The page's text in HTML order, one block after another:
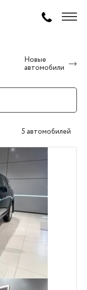
Новые
автомобили
5 автомобилей